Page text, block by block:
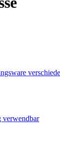
Deckel
verwendbar